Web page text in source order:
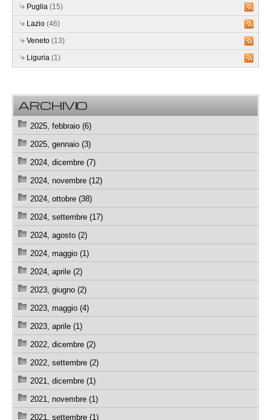
Puglia (15)
Lazio (46)
Veneto (13)
Liguria (1)
ARCHIVIO
2025, febbraio (6)
2025, gennaio (3)
2024, dicembre (7)
2024, novembre (12)
2024, ottobre (38)
2024, settembre (17)
2024, agosto (2)
2024, maggio (1)
2024, aprile (2)
2023, giugno (2)
2023, maggio (4)
2023, aprile (1)
2022, dicembre (2)
2022, settembre (2)
2021, dicembre (1)
2021, novembre (1)
2021, settembre (1)